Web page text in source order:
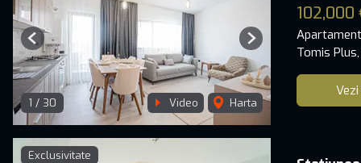
1 / 30 Video Harta
Previous Next
102,000
Tomis
Exclusivitate